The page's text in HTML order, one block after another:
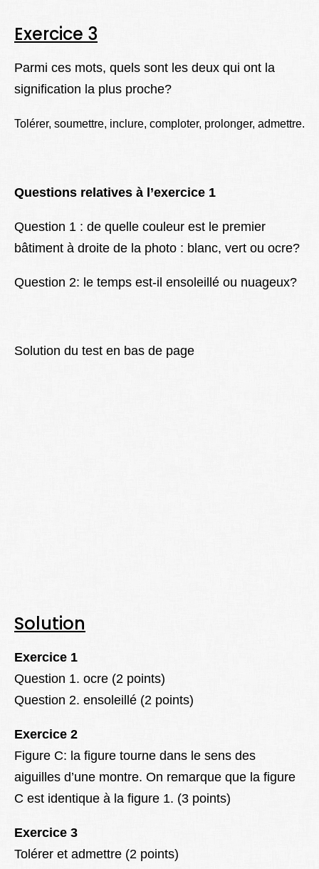
Exercice 3
Parmi ces mots, quels sont les deux qui ont la
signification la plus proche?
Tolérer, soumettre, inclure, comploter, prolonger, admettre.
Questions relatives à l’exercice 1
Question 1 : de quelle couleur est le premier
bâtiment à droite de la photo : blanc, vert ou ocre?
Question 2: le temps est-il ensoleillé ou nuageux?
Solution du test en bas de page
Solution
Exercice 1
Question 1. ocre (2 points)
Question 2. ensoleillé (2 points)
Exercice 2
Figure C: la figure tourne dans le sens des
aiguilles d’une montre. On remarque que la figure
C est identique à la figure 1. (3 points)
Exercice 3
Tolérer et admettre (2 points)